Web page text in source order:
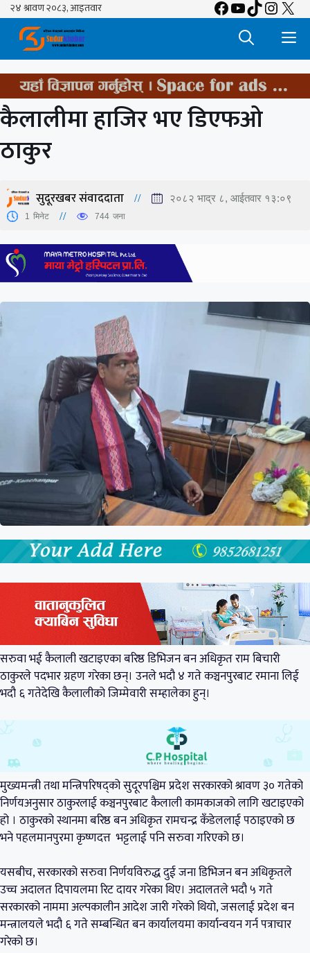
Skip
content
Facebook
YouTube
TikTok
X
कैलालीमा हाजिर भए डिएफओ
ठाकुर
सुदूरखबर संवाददाता २०८२ भाद्र ८, आईतवार १३:०९
1 मिनेट 744 जना
सरुवा भई कैलाली खटाइएका बरिष्ठ डिभिजन बन अधिकृत राम बिचारी
ठाकुरले पदभार ग्रहण गरेका छन्। उनले भदौ ४ गते कञ्चनपुरबाट रमाना लिई
भदौ ६ गतेदेखि कैलालीको जिम्मेवारी सम्हालेका हुन्।
मुख्यमन्त्री तथा मन्त्रिपरिषद्को सुदूरपश्चिम प्रदेश सरकारको श्रावण ३० गतेको
निर्णयअनुसार ठाकुरलाई कञ्चनपुरबाट कैलाली कामकाजको लागि खटाइएको
हो । ठाकुरको स्थानमा बरिष्ठ बन अधिकृत रामचन्द्र कँडेललाई पठाइएको छ
भने पहलमानपुरमा कृष्णदत्त भट्टलाई पनि सरुवा गरिएको छ।
यसबीच, सरकारको सरुवा निर्णयविरुद्ध दुई जना डिभिजन बन अधिकृतले
उच्च अदालत दिपायलमा रिट दायर गरेका थिए। अदालतले भदौ ५ गते
सरकारको नाममा अल्पकालीन आदेश जारी गरेको थियो, जसलाई प्रदेश बन
मन्त्रालयले भदौ ६ गते सम्बन्धित बन कार्यालयमा कार्यान्वयन गर्न पत्राचार
गरेको छ।